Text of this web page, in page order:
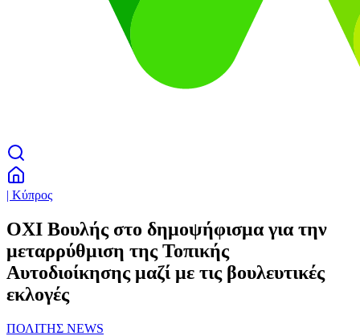
| Κύπρος
OXI Bουλής στο δημοψήφισμα για την
μεταρρύθμιση της Τοπικής
Αυτοδιοίκησης μαζί με τις βουλευτικές
εκλογές
ΠΟΛΙΤΗΣ NEWS